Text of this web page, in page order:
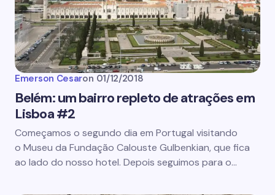
Emerson Cesaron 01/12/2018
Belém: um bairro repleto de atrações em
Lisboa #2
Começamos o segundo dia em Portugal visitando
o Museu da Fundação Calouste Gulbenkian, que fica
ao lado do nosso hotel. Depois seguimos para o…